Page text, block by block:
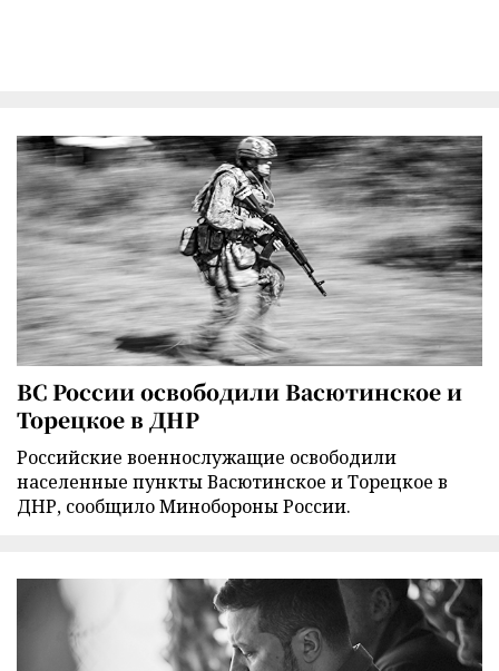
ВС России освободили Васютинское и
Торецкое в ДНР
Российские военнослужащие освободили
населенные пункты Васютинское и Торецкое в
ДНР, сообщило Минобороны России.